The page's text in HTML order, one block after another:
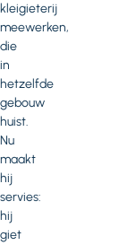
kleigieterij
meewerken,
die
in
hetzelfde
gebouw
huist.
Nu
maakt
hij
servies:
hij
giet